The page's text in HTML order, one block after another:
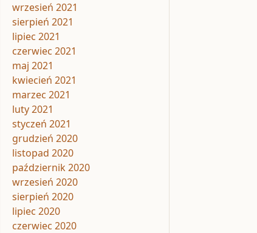
wrzesień 2021
sierpień 2021
lipiec 2021
czerwiec 2021
maj 2021
kwiecień 2021
marzec 2021
luty 2021
styczeń 2021
grudzień 2020
listopad 2020
październik 2020
wrzesień 2020
sierpień 2020
lipiec 2020
czerwiec 2020